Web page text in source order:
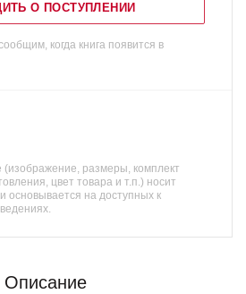
О ПОСТУПЛЕНИИ
когда книга появится в
размеры, комплект
цвет товара и т.п.) носит
основывается на доступных к
Описание